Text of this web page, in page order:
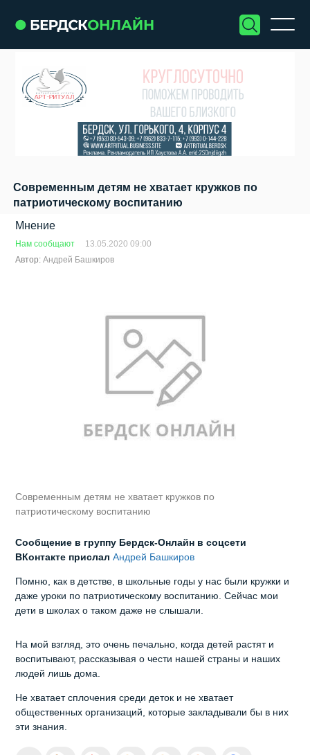
Современным детям не хватает кружков по
патриотическому воспитанию
Мнение
Нам сообщают
13.05.2020 09:00
Автор:Андрей Башкиров
Современным детям не хватает кружков по
патриотическому воспитанию
Сообщение в группу Бердск-Онлайн в соцсети
ВКонтакте прислалАндрей Башкиров
Помню, как в детстве, в школьные годы у нас были кружки и
даже уроки по патриотическому воспитанию. Сейчас мои
дети в школах о таком даже не слышали.
На мой взгляд, это очень печально, когда детей растят и
воспитывают, рассказывая о чести нашей страны и наших
людей лишь дома.
Не хватает сплочения среди деток и не хватает
общественных организаций, которые закладывали бы в них
эти знания.